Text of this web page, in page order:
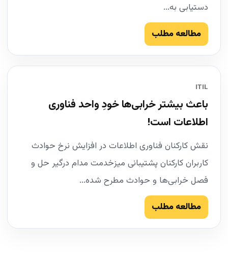
دستیابی به...
مطالعه مطلب
ITIL
باعث بیشتر خرابی‌ها خودِ واحد فناوری
اطلاعات است!
نقش کارکنان فناوری اطلاعات در افزایش نرخ حوادث
کاربران کارکنان پشتیبانی میزخدمت مدام درگیر حل و
فصل خرابی‌ها و حوادث مطرح شده...
مطالعه مطلب